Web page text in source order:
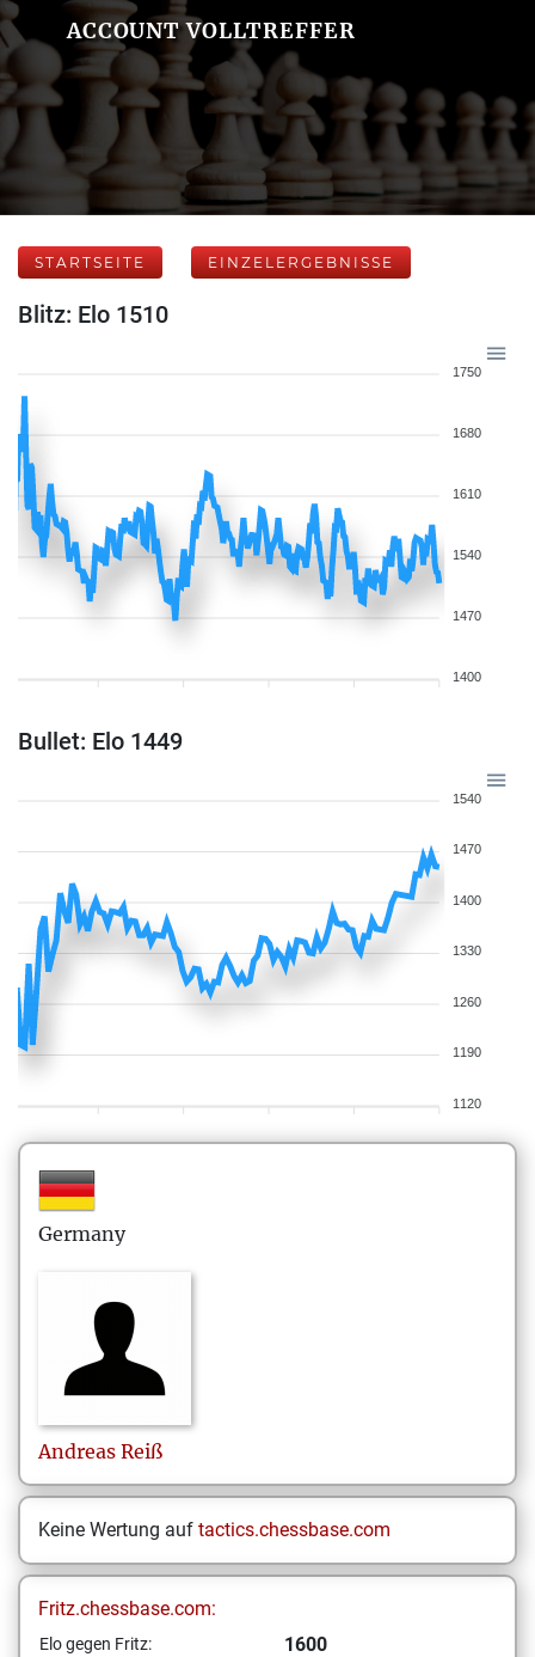
ACCOUNT VOLLTREFFER
STARTSEITE EINZELERGEBNISSE
Blitz: Elo 1510
1750
1680
1610
1540
1470
1400
Bullet: Elo 1449
1540
1470
1400
1330
1260
1190
1120
Germany
Andreas Reiß
Keine Wertung auf tactics.chessbase.com
Fritz.chessbase.com:
Elo gegen Fritz: 1600